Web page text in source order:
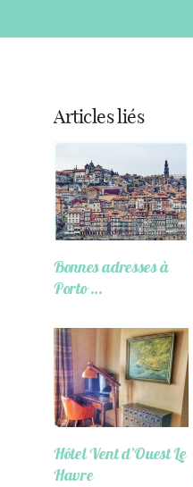
Articles liés
Bonnes adresses à
Porto …
Hôtel Vent d’Ouest Le
Havre